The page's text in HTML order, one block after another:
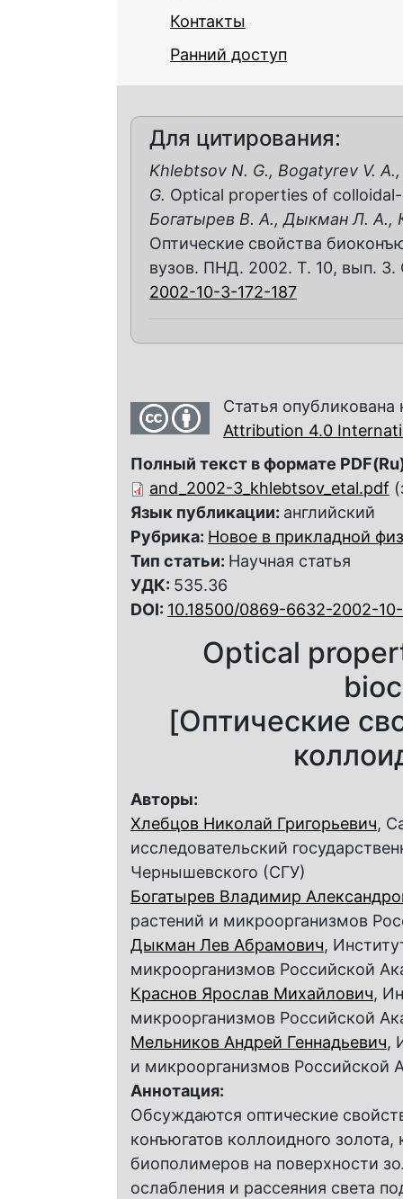
Контакты
Ранний доступ
Для цитирования:
Khlebtsov N. G., Bogatyrev V.
G. Optical properties of
Богатырев В. А., Дыкман Л. А.,
Оптические свойства
вузов. ПНД. 2002. Т. 10, вып. 3.
2002-10-3-172-187
Статья
Attribution 4.0
Полный текст в формате
and_2002-3_khlebtsov_etal.pdf
Язык публикации: английский
Рубрика: Новое в прикладной
Тип статьи: Научная статья
УДК: 535.36
DOI: 10.18500/0869-6632-2002-
Optical
[Оптические
Авторы:
Хлебцов Николай Григорьевич,
исследовательский
Чернышевского (СГУ)
Богатырев Владимир
растений и микроорганизмов
Дыкман Лев Абрамович,
микроорганизмов Российской
Краснов Ярослав Михайлович,
микроорганизмов Российской
Мельников Андрей Геннадьевич,
и микроорганизмов Российской
Аннотация:
Обсуждаются оптические
конъюгатов коллоидного
биополимеров на поверхности
ослабления и рассеяния света